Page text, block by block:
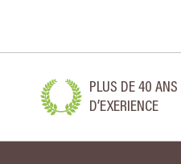
PLUS DE 40 ANS
D’EXERIENCE